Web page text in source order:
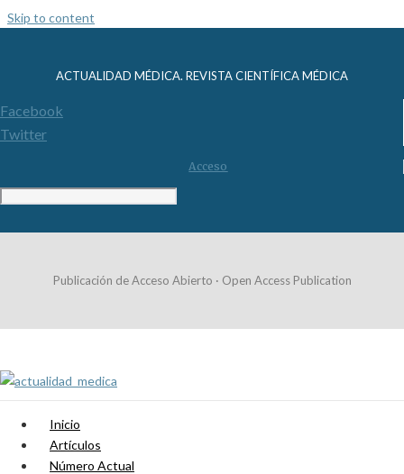
Skip to content
ACTUALIDAD MÉDICA. REVISTA CIENTÍFICA MÉDICA
Facebook
Twitter
Acceso
Publicación de Acceso Abierto · Open Access Publication
Inicio
Artículos
Número Actual